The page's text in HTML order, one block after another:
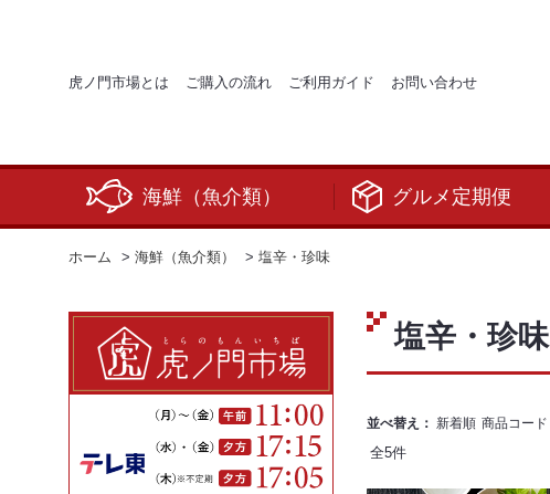
虎ノ門市場とは ご購入の流れ ご利用ガイド お問い合わせ
海鮮（魚介類） グルメ定期便
ホーム > 海鮮（魚介類） > 塩辛・珍味
塩辛・珍味
並べ替え： 新着順 商品コード
全5件